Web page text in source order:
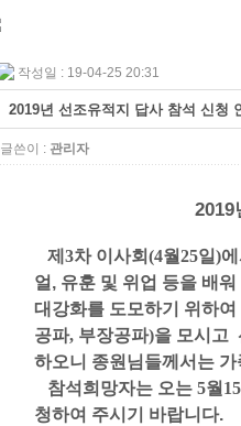
작성일 : 19-04-25 20:31
2019년 선조유적지 답사 참석 신청
글쓴이 : 관리자
2019
제 3차 이사회 (4월25일)
얼, 유훈 및 위업 등을 배
대강화를 도모하기 위하
공파, 부장공파)을 모시고
하오니 종원님들께서는 가
참석희망자는 오는 5월
청하여 주시기 바랍니다.